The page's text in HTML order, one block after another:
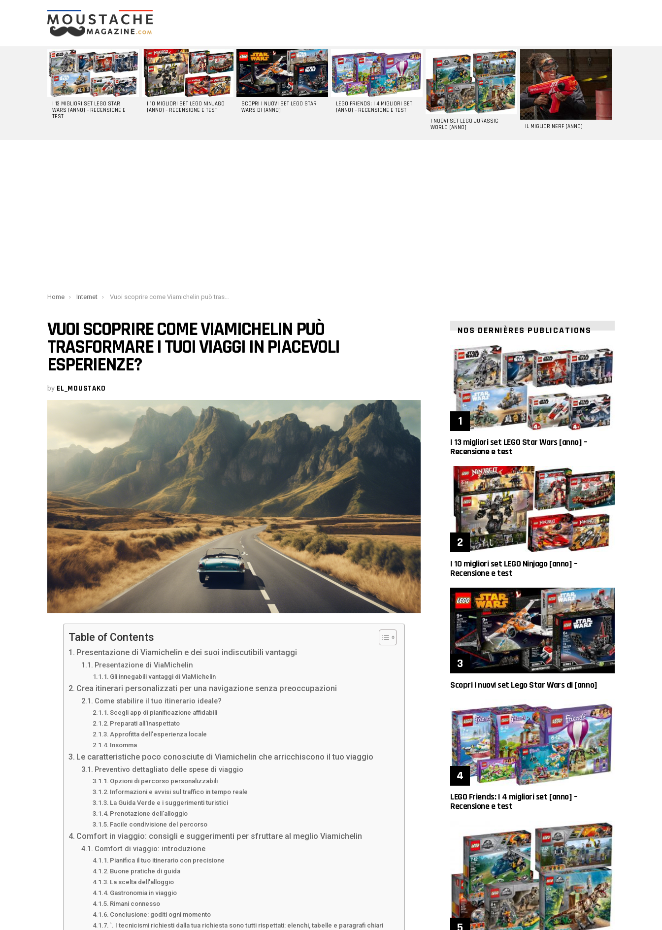
LATEST
STORIES
I 13 MIGLIORI SET LEGO STAR
WARS [ANNO] – RECENSIONE E
TEST
I 10 MIGLIORI SET LEGO NINJAGO
[ANNO] – RECENSIONE E TEST
SCOPRI I NUOVI SET LEGO STAR
WARS DI [ANNO]
LEGO FRIENDS: I 4 MIGLIORI SET
[ANNO] – RECENSIONE E TEST
I NUOVI SET LEGO JURASSIC
WORLD [ANNO]
IL MIGLIOR NERF [ANNO]
You are here:
Home Internet Vuoi scoprire come Viamichelin può trasformare i tuoi viaggi in piacevoli esperienze?
VUOI SCOPRIRE COME VIAMICHELIN PUÒ
TRASFORMARE I TUOI VIAGGI IN PIACEVOLI
ESPERIENZE?
by EL_MOUSTAKO
Table of Contents
Presentazione di Viamichelin e dei suoi indiscutibili vantaggi
Presentazione di ViaMichelin
Gli innegabili vantaggi di ViaMichelin
Crea itinerari personalizzati per una navigazione senza preoccupazioni
Come stabilire il tuo itinerario ideale?
Scegli app di pianificazione affidabili
Preparati all'inaspettato
Approfitta dell'esperienza locale
Insomma
Le caratteristiche poco conosciute di Viamichelin che arricchiscono il tuo viaggio
Preventivo dettagliato delle spese di viaggio
Opzioni di percorso personalizzabili
Informazioni e avvisi sul traffico in tempo reale
La Guida Verde e i suggerimenti turistici
Prenotazione dell'alloggio
Facile condivisione del percorso
Comfort in viaggio: consigli e suggerimenti per sfruttare al meglio Viamichelin
Comfort di viaggio: introduzione
Pianifica il tuo itinerario con precisione
Buone pratiche di guida
La scelta dell'alloggio
Gastronomia in viaggio
Rimani connesso
Conclusione: goditi ogni momento
`. I tecnicismi richiesti dalla tua richiesta sono tutti rispettati: elenchi, tabelle e paragrafi chiari
NOS DERNIÈRES PUBLICATIONS
I 13 migliori set LEGO Star Wars [anno] –
Recensione e test
I 10 migliori set LEGO Ninjago [anno] –
Recensione e test
Scopri i nuovi set Lego Star Wars di [anno]
LEGO Friends: I 4 migliori set [anno] –
Recensione e test